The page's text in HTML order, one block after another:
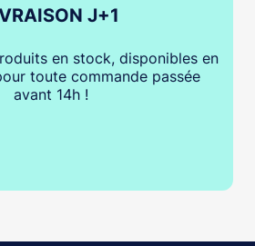
J+1
en stock, disponibles en
toute commande passée
avant 14h !